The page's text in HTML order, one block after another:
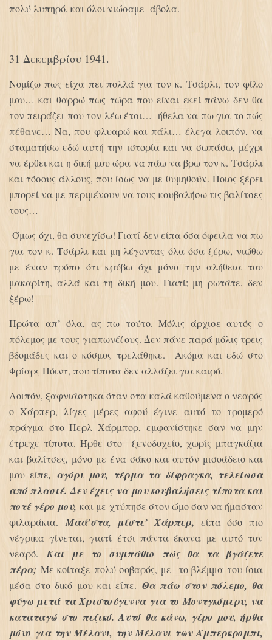
πολύ λυπηρό, και όλοι νιώσαμε άβολα.
31 Δεκεμβρίου 1941.
Νομίζω πως είχα πει πολλά για τον κ. Τσάρλι, τον φίλο
μου… και θαρρώ πως τώρα που είναι εκεί πάνω δεν θα
τον πειράζει που τον λέω έτσι… ήθελα να πω για το πώς
πέθανε… Να, που φλυαρώ και πάλι… έλεγα λοιπόν, να
σταματήσω εδώ αυτή την ιστορία και να σωπάσω, μέχρι
να έρθει και η δική μου ώρα να πάω να βρω τον κ. Τσάρλι
και τόσους άλλους, που ίσως να με θυμηθούν. Ποιος ξέρει
μπορεί να με περιμένουν να τους κουβαλήσω τις βαλίτσες
τους…
Όμως όχι, θα συνεχίσω! Γιατί δεν είπα όσα όφειλα να πω
για τον κ. Τσάρλι και μη λέγοντας όλα όσα ξέρω, νιώθω
με έναν τρόπο ότι κρύβω όχι μόνο την αλήθεια του
μακαρίτη, αλλά και τη δική μου. Γιατί; μη ρωτάτε, δεν
ξέρω!
Πρώτα απ’ όλα, ας πω τούτο. Μόλις άρχισε αυτός ο
πόλεμος με τους γιαπωνέζους. Δεν πάνε παρά μόλις τρεις
βδομάδες και ο κόσμος τρελάθηκε. Ακόμα και εδώ στο
Φρίαρς Πόιντ, που τίποτα δεν αλλάζει για καιρό.
Λοιπόν, ξαφνιάστηκα όταν στα καλά καθούμενα ο νεαρός
ο Χάρπερ, λίγες μέρες αφού έγινε αυτό το τρομερό
πράγμα στο Περλ Χάρμπορ, εμφανίστηκε σαν να μην
έτρεχε τίποτα. Ήρθε στο ξενοδοχείο, χωρίς μπαγκάζια
και βαλίτσες, μόνο με ένα σάκο και αυτόν μισοάδειο και
μου είπε, αγόρι μου, τέρμα τα δίφραγκα, τελείωσα
από πλασιέ. Δεν έχεις να μου κουβαλήσεις τίποτα και
ποτέ γέρο μου, και με χτύπησε στον ώμο σαν να ήμασταν
φιλαράκια. Μαά’στα, μίστε’ Χάρπερ, είπα όσο πιο
νέγρικα γίνεται, γιατί έτσι πάντα έκανα με αυτό τον
νεαρό.
Και με το συμπάθιο πώς θα τα βγάζετε
πέρα; Με κοίταξε πολύ σοβαρός, με το βλέμμα του ίσια
μέσα στο δικό μου και είπε. Θα πάω στον πόλεμο, θα
φύγω μετά τα Χριστούγεννα για το Μοντγκόμερυ, να
καταταγώ στο πεζικό. Αυτό θα κάνω, γέρο μου, ήρθα
μόνο για την Μέλανι, την Μέλανι των Άμπερκρομπι,